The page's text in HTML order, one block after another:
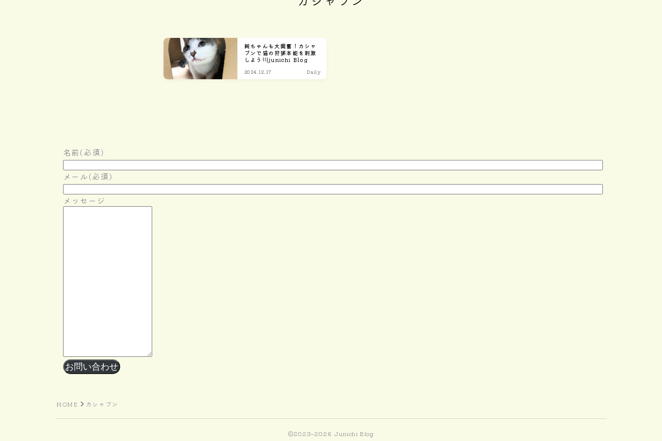
純ちゃんも大興奮！カシャ
ブンで猫の狩猟本能を刺激
しよう!!|junichi Blog
2024.12.17 Daily
名前(必須)
メール(必須)
メッセージ
お問い合わせ
HOME カシャブン
2023–2026 Junichi Blog